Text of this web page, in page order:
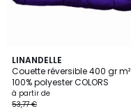
LINANDELLE
Couette réversible 400 gr m²
100% polyester COLORS
à partir de
53,77 €
5
/
5
12
Couleurs